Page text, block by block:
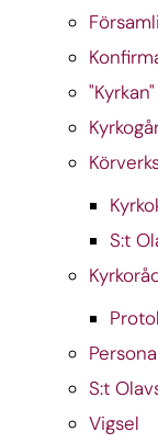
S:t
S:t
Vigsel